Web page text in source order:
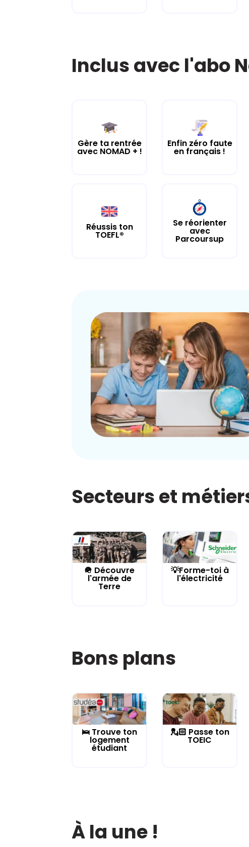
Inclus avec l'abo
Gère ta rentrée
avec NOMAD + !
Enfin zéro faute
en français !
Réussis ton
TOEFL®
Se réorienter
avec
Parcoursup
Secteurs et
🪖 Découvre
l'armée de
Terre
💡Forme-toi à
l'électricité
Bons plans
🛌 Trouve ton
logement
étudiant
💂🏻 Passe ton
TOEIC
À la une !